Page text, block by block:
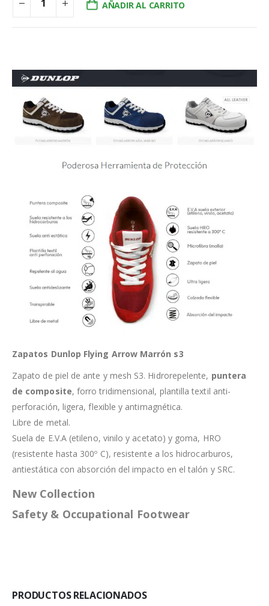
AÑADIR AL CARRITO
Zapatos Dunlop Flying Arrow Marrón s3
Zapato de piel de ante y mesh S3. Hidrorepelente, puntera
de composite, forro tridimensional, plantilla textil anti-
perforación, ligera, flexible y antimagnética.
Libre de metal.
Suela de E.V.A (etileno, vinilo y acetato) y goma, HRO
(resistente hasta 300º C), resistente a los hidrocarburos,
antiestática con absorción del impacto en el talón y SRC.
New Collection
Safety & Occupational Footwear
PRODUCTOS RELACIONADOS